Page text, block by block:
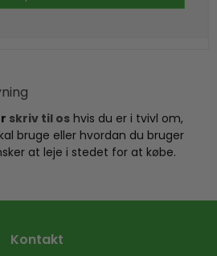
skriv til os hvis du er i tvivl om,
bruge eller hvordan du bruger
at leje i stedet for at købe.
Kontakt